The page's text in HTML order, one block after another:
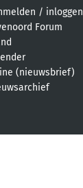
/ inloggen
Forum
(nieuwsbrief)